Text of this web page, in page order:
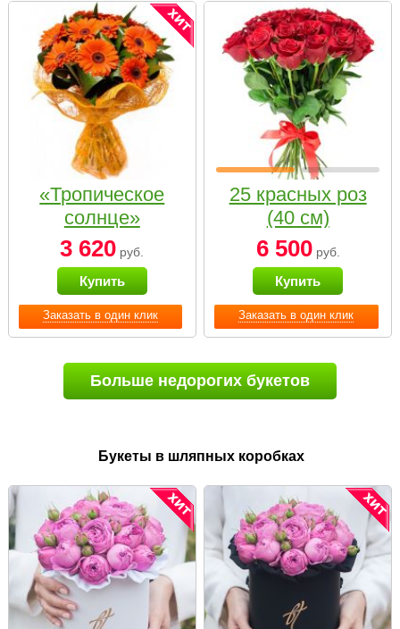
Заказать в один клик
«Тропическое
солнце»
3 620 руб.
Купить
Заказать в один клик
25 красных роз
(40 см)
6 500руб.
Купить
Больше недорогих букетов
Букеты в шляпных коробках